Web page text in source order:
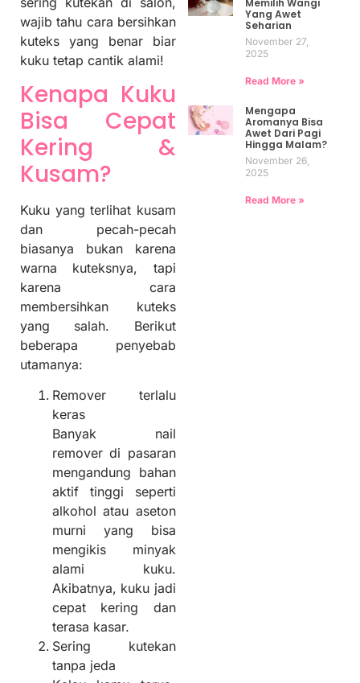
wajib tahu cara bersihkan
kuteks yang benar biar
kuku tetap cantik alami!
Kenapa Kuku
Bisa Cepat
Kering &
Kusam?
Kuku yang terlihat kusam
dan pecah-pecah
biasanya bukan karena
warna kuteksnya, tapi
karena cara
membersihkan kuteks
yang salah. Berikut
beberapa penyebab
utamanya:
Remover terlalu
keras
Banyak nail
remover di pasaran
mengandung bahan
aktif tinggi seperti
alkohol atau aseton
murni yang bisa
mengikis minyak
alami kuku.
Akibatnya, kuku jadi
cepat kering dan
terasa kasar.
Sering kutekan
tanpa jeda
Yang Awet
Seharian
November 27,
2025
Read More »
Mengapa
Aromanya Bisa
Awet Dari Pagi
Hingga Malam?
November 26,
2025
Read More »